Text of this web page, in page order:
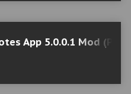
App 5.0.0.1 Mod